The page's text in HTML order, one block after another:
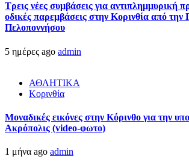
Τρεις νέες συμβάσεις για αντιπλημμυρική
οδικές παρεμβάσεις στην Κορινθία από την
Πελοποννήσου
5 ημέρες ago admin
ΑΘΛΗΤΙΚΑ
Κορινθία
Μοναδικές εικόνες στην Κόρινθο για την
Ακρόπολις (video-φωτο)
1 μήνα ago admin